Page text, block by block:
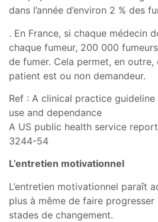
dans l’année d’environ 2 % des
. En France, si chaque médecin
chaque fumeur, 200 000
de fumer. Cela permet, en
patient est ou non demandeur.
Ref : A clinical practice
use and dependance
A US public health service
3244-54
L’entretien motivationnel
L’entretien motivationnel paraît
plus à même de faire progresser
stades de changement.